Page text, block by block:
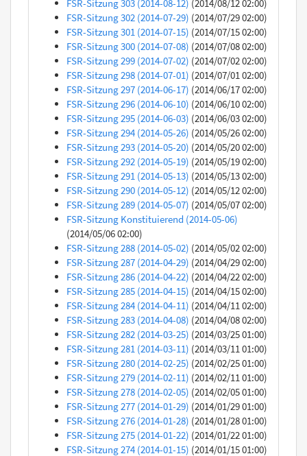
FSR-Sitzung 303 (2014-08-12) (2014/08/12 02:00)
FSR-Sitzung 302 (2014-07-29) (2014/07/29 02:00)
FSR-Sitzung 301 (2014-07-15) (2014/07/15 02:00)
FSR-Sitzung 300 (2014-07-08) (2014/07/08 02:00)
FSR-Sitzung 299 (2014-07-02) (2014/07/02 02:00)
FSR-Sitzung 298 (2014-07-01) (2014/07/01 02:00)
FSR-Sitzung 297 (2014-06-17) (2014/06/17 02:00)
FSR-Sitzung 296 (2014-06-10) (2014/06/10 02:00)
FSR-Sitzung 295 (2014-06-03) (2014/06/03 02:00)
FSR-Sitzung 294 (2014-05-26) (2014/05/26 02:00)
FSR-Sitzung 293 (2014-05-20) (2014/05/20 02:00)
FSR-Sitzung 292 (2014-05-19) (2014/05/19 02:00)
FSR-Sitzung 291 (2014-05-13) (2014/05/13 02:00)
FSR-Sitzung 290 (2014-05-12) (2014/05/12 02:00)
FSR-Sitzung 289 (2014-05-07) (2014/05/07 02:00)
FSR-Sitzung Konstituierend (2014-05-06)
(2014/05/06 02:00)
FSR-Sitzung 288 (2014-05-02) (2014/05/02 02:00)
FSR-Sitzung 287 (2014-04-29) (2014/04/29 02:00)
FSR-Sitzung 286 (2014-04-22) (2014/04/22 02:00)
FSR-Sitzung 285 (2014-04-15) (2014/04/15 02:00)
FSR-Sitzung 284 (2014-04-11) (2014/04/11 02:00)
FSR-Sitzung 283 (2014-04-08) (2014/04/08 02:00)
FSR-Sitzung 282 (2014-03-25) (2014/03/25 01:00)
FSR-Sitzung 281 (2014-03-11) (2014/03/11 01:00)
FSR-Sitzung 280 (2014-02-25) (2014/02/25 01:00)
FSR-Sitzung 279 (2014-02-11) (2014/02/11 01:00)
FSR-Sitzung 278 (2014-02-05) (2014/02/05 01:00)
FSR-Sitzung 277 (2014-01-29) (2014/01/29 01:00)
FSR-Sitzung 276 (2014-01-28) (2014/01/28 01:00)
FSR-Sitzung 275 (2014-01-22) (2014/01/22 01:00)
FSR-Sitzung 274 (2014-01-15) (2014/01/15 01:00)